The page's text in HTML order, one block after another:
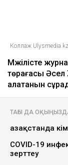
Коллаж Ulysmedia.kz
Мәжілісте
төрағасы
алатанын
ТАҒЫ ДА
Қазақстанда
COVID-19
зерттеу